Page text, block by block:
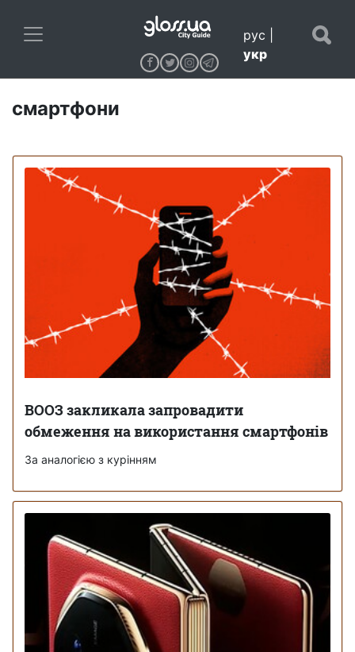
рус
укр
смартфони
ВООЗ закликала запровадити
обмеження на використання смартфонів
За аналогією з курінням